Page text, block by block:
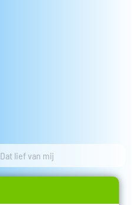
Dat lief van mij